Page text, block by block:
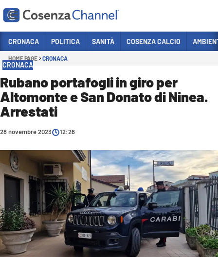
Sezioni
POLITICA
COSENZA CALCIO
ECONOMIA E LAVORO
SANITÀ
SPORT
CULTURA
AMBIENTE
Streaming
CRONACA POLITICA SANITÀ COSENZA CALCIO
HOME PAGE CRONACA
CRONACA
Rubano portafogli in giro per
Altomonte e San Donato di Ninea.
Arrestati
28 novembre 2023 12:26